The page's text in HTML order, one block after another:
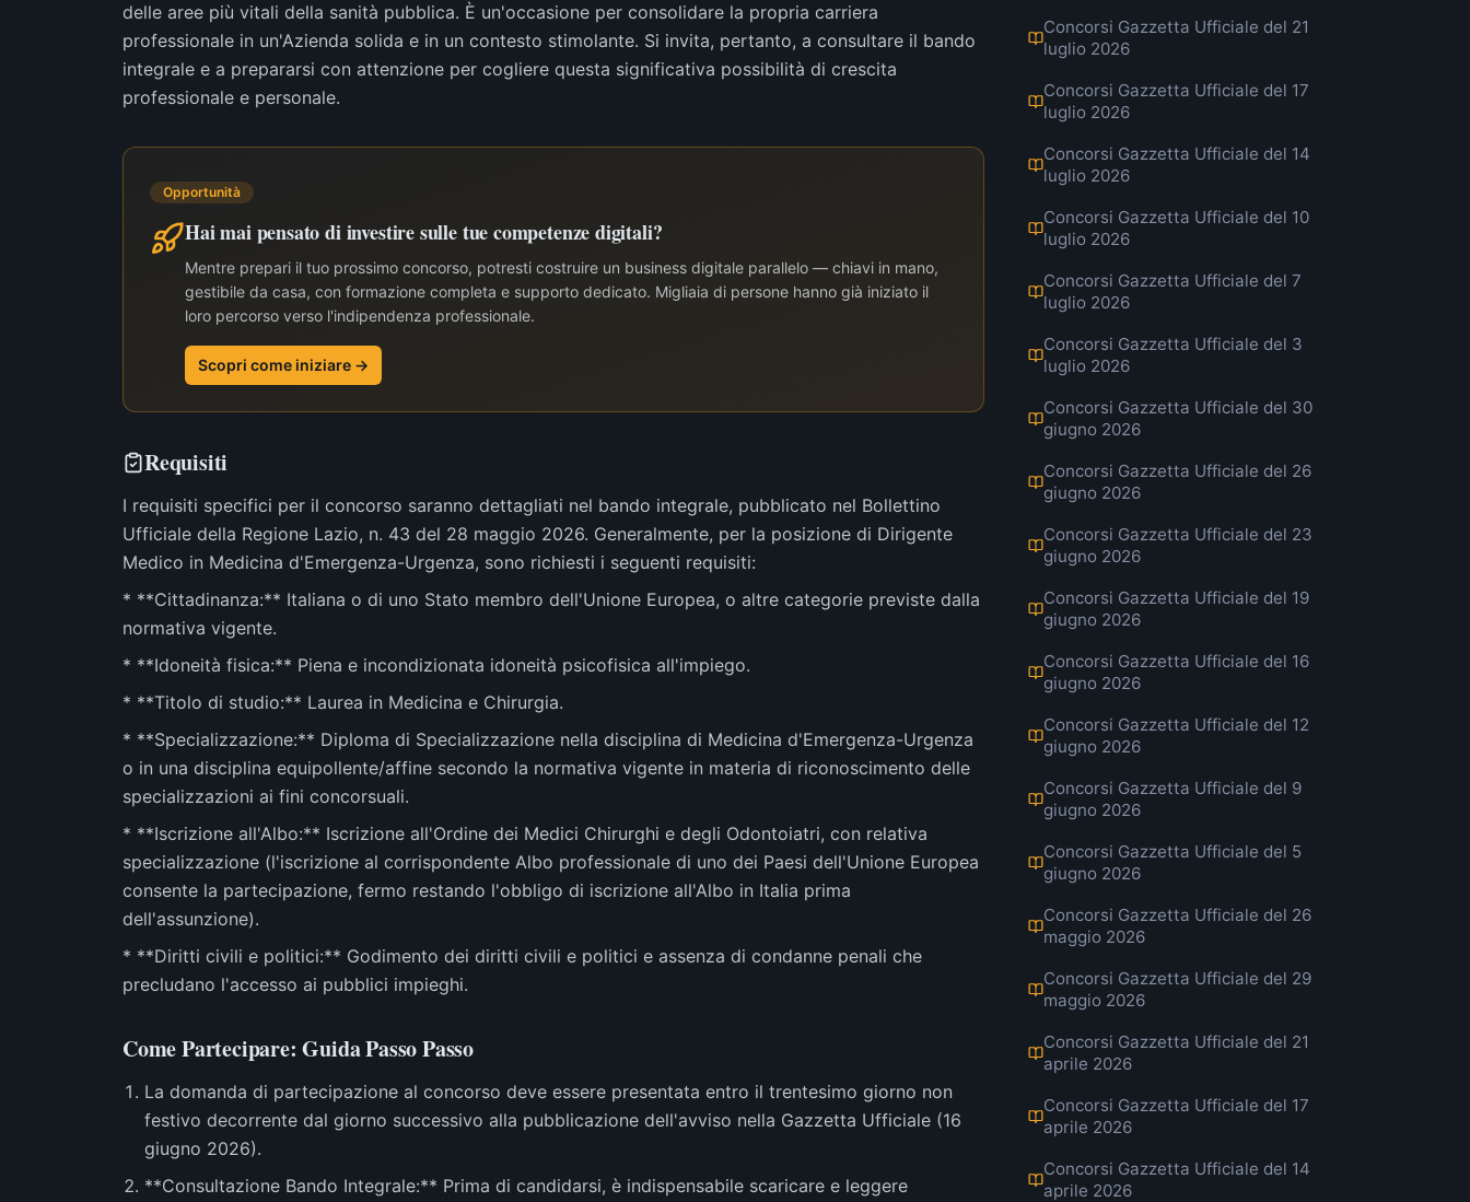
delle aree più vitali della sanità pubblica. È un'occasione per consolidare la propria carriera
professionale in un'Azienda solida e in un contesto stimolante. Si invita, pertanto, a consultare il bando
integrale e a prepararsi con attenzione per cogliere questa significativa possibilità di crescita
professionale e personale.
Opportunità
Hai mai pensato di investire sulle tue competenze digitali?
Mentre prepari il tuo prossimo concorso, potresti costruire un business digitale parallelo — chiavi in mano,
gestibile da casa, con formazione completa e supporto dedicato. Migliaia di persone hanno già iniziato il
loro percorso verso l'indipendenza professionale.
Scopri come iniziare →
Requisiti
I requisiti specifici per il concorso saranno dettagliati nel bando integrale, pubblicato nel Bollettino
Ufficiale della Regione Lazio, n. 43 del 28 maggio 2026. Generalmente, per la posizione di Dirigente
Medico in Medicina d'Emergenza-Urgenza, sono richiesti i seguenti requisiti:
* **Cittadinanza:** Italiana o di uno Stato membro dell'Unione Europea, o altre categorie previste dalla
normativa vigente.
* **Idoneità fisica:** Piena e incondizionata idoneità psicofisica all'impiego.
* **Titolo di studio:** Laurea in Medicina e Chirurgia.
* **Specializzazione:** Diploma di Specializzazione nella disciplina di Medicina d'Emergenza-Urgenza
o in una disciplina equipollente/affine secondo la normativa vigente in materia di riconoscimento delle
specializzazioni ai fini concorsuali.
* **Iscrizione all'Albo:** Iscrizione all'Ordine dei Medici Chirurghi e degli Odontoiatri, con relativa
specializzazione (l'iscrizione al corrispondente Albo professionale di uno dei Paesi dell'Unione Europea
consente la partecipazione, fermo restando l'obbligo di iscrizione all'Albo in Italia prima
dell'assunzione).
* **Diritti civili e politici:** Godimento dei diritti civili e politici e assenza di condanne penali che
precludano l'accesso ai pubblici impieghi.
Come Partecipare: Guida Passo Passo
La domanda di partecipazione al concorso deve essere presentata entro il trentesimo giorno non
festivo decorrente dal giorno successivo alla pubblicazione dell'avviso nella Gazzetta Ufficiale (16
giugno 2026).
**Consultazione Bando Integrale:** Prima di candidarsi, è indispensabile scaricare e leggere
Concorsi Gazzetta Ufficiale del 21
luglio 2026
Concorsi Gazzetta Ufficiale del 17
luglio 2026
Concorsi Gazzetta Ufficiale del 14
luglio 2026
Concorsi Gazzetta Ufficiale del 10
luglio 2026
Concorsi Gazzetta Ufficiale del 7
luglio 2026
Concorsi Gazzetta Ufficiale del 3
luglio 2026
Concorsi Gazzetta Ufficiale del 30
giugno 2026
Concorsi Gazzetta Ufficiale del 26
giugno 2026
Concorsi Gazzetta Ufficiale del 23
giugno 2026
Concorsi Gazzetta Ufficiale del 19
giugno 2026
Concorsi Gazzetta Ufficiale del 16
giugno 2026
Concorsi Gazzetta Ufficiale del 12
giugno 2026
Concorsi Gazzetta Ufficiale del 9
giugno 2026
Concorsi Gazzetta Ufficiale del 5
giugno 2026
Concorsi Gazzetta Ufficiale del 26
maggio 2026
Concorsi Gazzetta Ufficiale del 29
maggio 2026
Concorsi Gazzetta Ufficiale del 21
aprile 2026
Concorsi Gazzetta Ufficiale del 17
aprile 2026
Concorsi Gazzetta Ufficiale del 14
aprile 2026